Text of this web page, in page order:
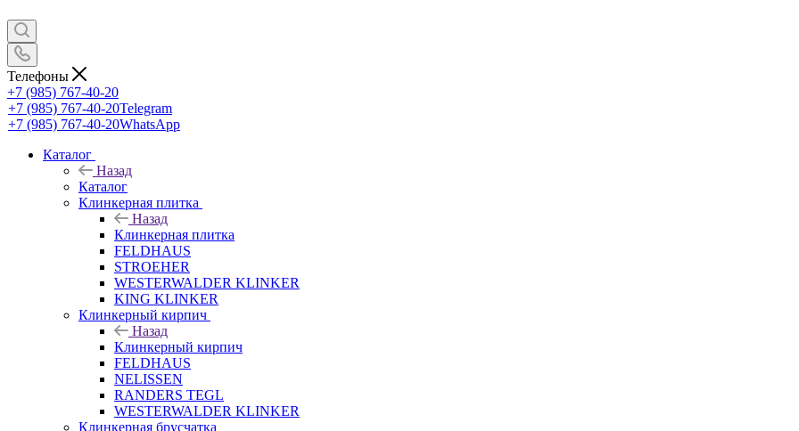
Телефоны
+7 (985) 767-40-20
+7 (985) 767-40-20Telegram
+7 (985) 767-40-20WhatsApp
Каталог
Назад
Каталог
Клинкерная плитка
Назад
Клинкерная плитка
FELDHAUS
STROEHER
WESTERWALDER KLINKER
KING KLINKER
Клинкерный кирпич
Назад
Клинкерный кирпич
FELDHAUS
NELISSEN
RANDERS TEGL
WESTERWALDER KLINKER
Клинкерная брусчатка